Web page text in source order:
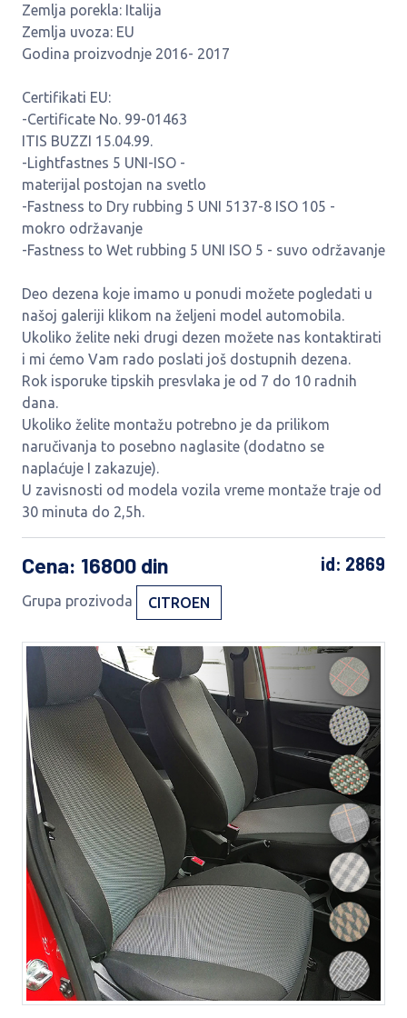
Zemlja porekla: Italija
Zemlja uvoza: EU
Godina proizvodnje 2016- 2017
Certifikati EU:
-Certificate No. 99-01463
ITIS BUZZI 15.04.99.
-Lightfastnes 5 UNI-ISO -
materijal postojan na svetlo
-Fastness to Dry rubbing 5 UNI 5137-8 ISO 105 -
mokro održavanje
-Fastness to Wet rubbing 5 UNI ISO 5 - suvo održavanje
Deo dezena koje imamo u ponudi možete pogledati u
našoj galeriji klikom na željeni model automobila.
Ukoliko želite neki drugi dezen možete nas kontaktirati
i mi ćemo Vam rado poslati još dostupnih dezena.
Rok isporuke tipskih presvlaka je od 7 do 10 radnih
dana.
Ukoliko želite montažu potrebno je da prilikom
naručivanja to posebno naglasite (dodatno se
naplaćuje I zakazuje).
U zavisnosti od modela vozila vreme montaže traje od
30 minuta do 2,5h.
Cena: 16800 din id: 2869
Grupa prozivoda CITROEN